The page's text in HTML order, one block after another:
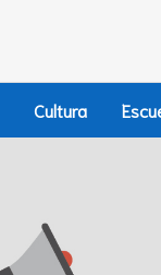
Cultura